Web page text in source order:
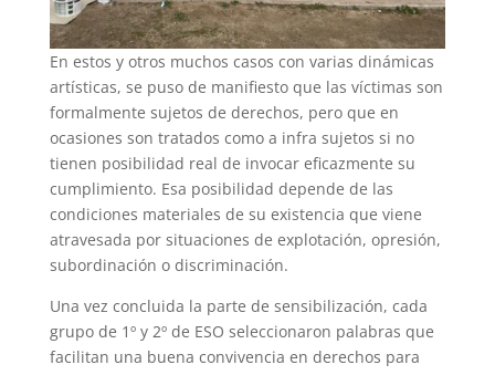
En estos y otros muchos casos con varias dinámicas
artísticas, se puso de manifiesto que las víctimas son
formalmente sujetos de derechos, pero que en
ocasiones son tratados como a infra sujetos si no
tienen posibilidad real de invocar eficazmente su
cumplimiento. Esa posibilidad depende de las
condiciones materiales de su existencia que viene
atravesada por situaciones de explotación, opresión,
subordinación o discriminación.
Una vez concluida la parte de sensibilización, cada
grupo de 1º y 2º de ESO seleccionaron palabras que
facilitan una buena convivencia en derechos para